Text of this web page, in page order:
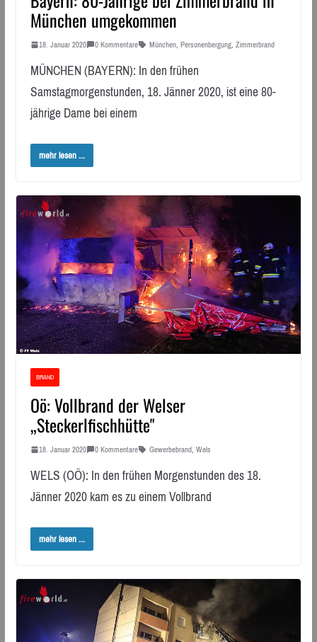
München umgekommen
18. Januar 2020 0 Kommentare München, Personenbergung, Zimmerbrand
MÜNCHEN (BAYERN): In den frühen
Samstagmorgenstunden, 18. Jänner 2020, ist eine 80-
jährige Dame bei einem
mehr lesen ...
BRAND
Oö: Vollbrand der Welser
„Steckerlfischhütte"
18. Januar 2020 0 Kommentare Gewerbebrand, Wels
WELS (OÖ): In den frühen Morgenstunden des 18.
Jänner 2020 kam es zu einem Vollbrand
mehr lesen ...